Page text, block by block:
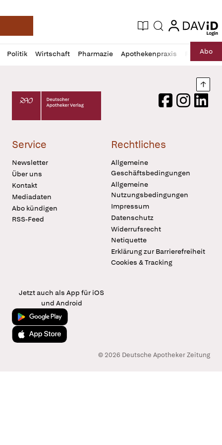
Deutsche Apotheker Zeitung
Aktuelle Ausgabe
Suche login
login
Politik Wirtschaft Pharmazie Apothekenpraxis RechtAbo
Profil
öffnen
Daz
Pur
Deutscher Apotheker Verlag Logo
FacebookInstagram
Service
Newsletter
Über uns
Kontakt
Mediadaten
Abo kündigen
RSS-Feed
Rechtliches
Allgemeine
Geschäftsbedingungen
Allgemeine
Nutzungsbedingungen
Impressum
Datenschutz
Widerrufsrecht
Netiquette
Erklärung zur Barrierefreiheit
Cookies & Tracking
Jetzt auch als App für iOS
und Android
Jetzt bei Google Play
Laden im App Store
© 2026 Deutsche Apotheker Zeitung